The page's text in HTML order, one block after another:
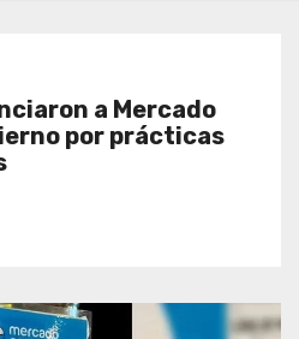
a Mercado
por prácticas